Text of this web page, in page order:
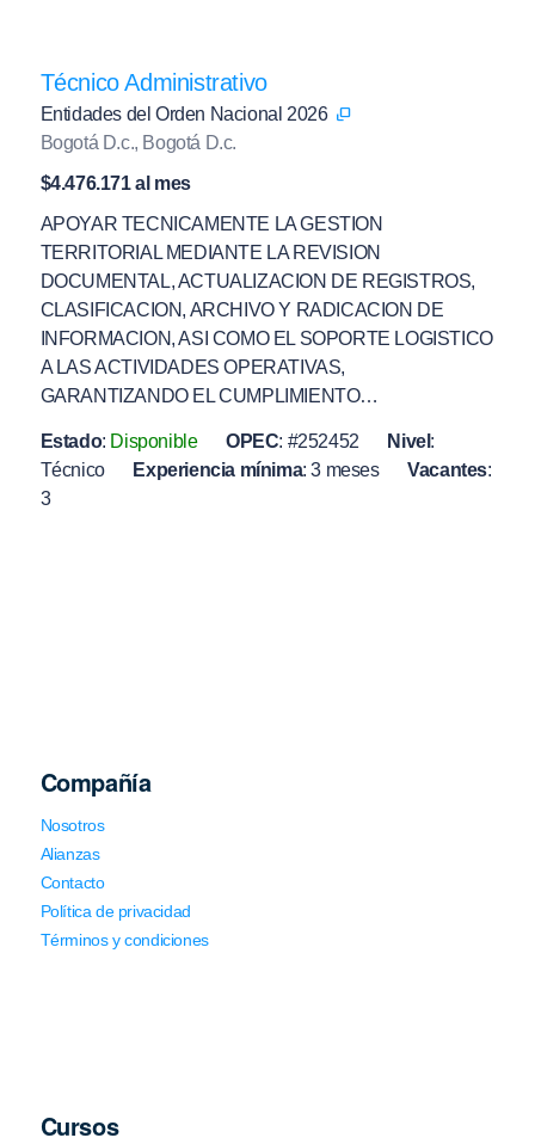
Técnico Administrativo
Entidades del Orden Nacional 2026
Bogotá D.c., Bogotá D.c.
$4.476.171 al mes
APOYAR TECNICAMENTE LA GESTION
TERRITORIAL MEDIANTE LA REVISION
DOCUMENTAL, ACTUALIZACION DE REGISTROS,
CLASIFICACION, ARCHIVO Y RADICACION DE
INFORMACION, ASI COMO EL SOPORTE LOGISTICO
A LAS ACTIVIDADES OPERATIVAS,
GARANTIZANDO EL CUMPLIMIENTO…
Estado: Disponible OPEC: #252452 Nivel :
Técnico
Experiencia mínima: 3 meses Vacantes:
3
Compañía
Nosotros
Alianzas
Contacto
Política de privacidad
Términos y condiciones
Cursos